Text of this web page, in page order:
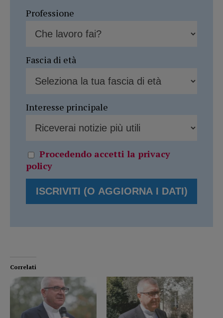
Professione
Fascia di età
Interesse principale
Procedendo accetti la privacy
policy
Correlati